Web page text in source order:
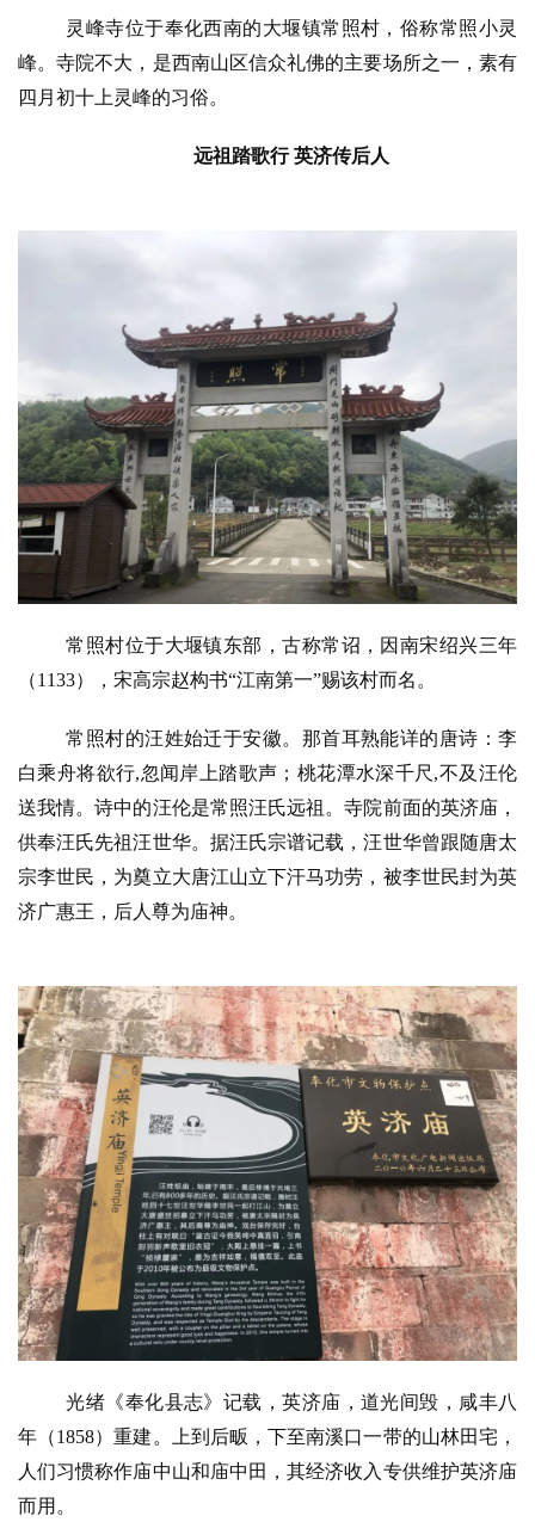
灵峰寺位于奉化西南的大堰镇常照村，俗称常照小灵
峰。寺院不大，是西南山区信众礼佛的主要场所之一，素有
四月初十上灵峰的习俗。
远祖踏歌行 英济传后人
常照村位于大堰镇东部，古称常诏，因南宋绍兴三年
（1133），宋高宗赵构书“江南第一”赐该村而名。
常照村的汪姓始迁于安徽。那首耳熟能详的唐诗：李
白乘舟将欲行,忽闻岸上踏歌声；桃花潭水深千尺,不及汪伦
送我情。诗中的汪伦是常照汪氏远祖。寺院前面的英济庙，
供奉汪氏先祖汪世华。据汪氏宗谱记载，汪世华曾跟随唐太
宗李世民，为奠立大唐江山立下汗马功劳，被李世民封为英
济广惠王，后人尊为庙神。
光绪《奉化县志》记载，英济庙，道光间毁，咸丰八
年（1858）重建。上到后畈，下至南溪口一带的山林田宅，
人们习惯称作庙中山和庙中田，其经济收入专供维护英济庙
而用。